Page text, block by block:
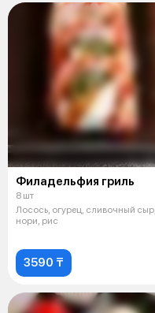
Филадельфия гриль
8 шт
Лосось, огурец, сливочный сыр,
нори, рис
3590 ₸